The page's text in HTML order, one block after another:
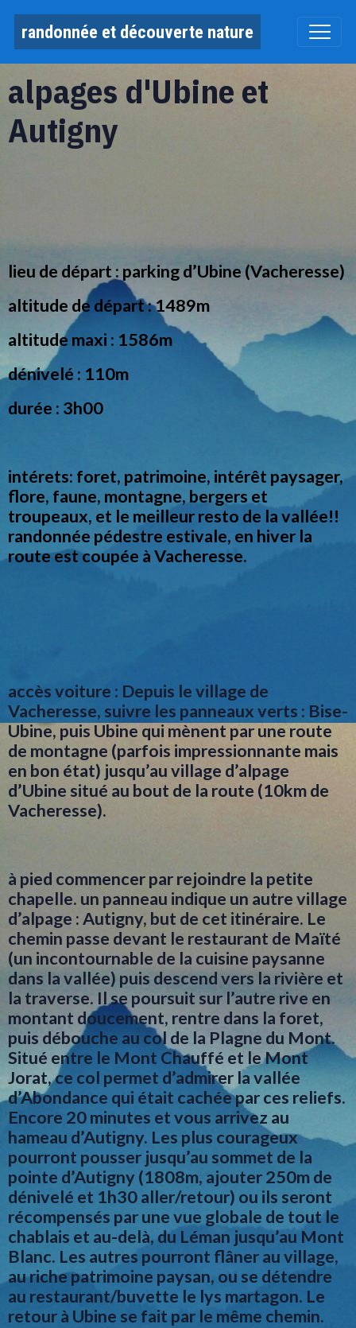
randonnée et découverte nature
alpages d'Ubine et
Autigny
lieu de départ : parking d’Ubine (Vacheresse)
altitude de départ : 1489m
altitude maxi : 1586m
dénivelé : 110m
durée : 3h00
intérets: foret, patrimoine, intérêt paysager,
flore, faune, montagne, bergers et
troupeaux, et le meilleur resto de la vallée!!
randonnée pédestre estivale, en hiver la
route est coupée à Vacheresse.
accès voiture : Depuis le village de
Vacheresse, suivre les panneaux verts : Bise-
Ubine, puis Ubine qui mènent par une route
de montagne (parfois impressionnante mais
en bon état) jusqu’au village d’alpage
d’Ubine situé au bout de la route (10km de
Vacheresse).
à pied commencer par rejoindre la petite
chapelle. un panneau indique un autre village
d’alpage : Autigny, but de cet itinéraire. Le
chemin passe devant le restaurant de Maïté
(un incontournable de la cuisine paysanne
dans la vallée) puis descend vers la rivière et
la traverse. Il se poursuit sur l’autre rive en
montant doucement, rentre dans la foret,
puis débouche au col de la Plagne du Mont.
Situé entre le Mont Chauffé et le Mont
Jorat, ce col permet d’admirer la vallée
d’Abondance qui était cachée par ces reliefs.
Encore 20 minutes et vous arrivez au
hameau d’Autigny. Les plus courageux
pourront pousser jusqu’au sommet de la
pointe d’Autigny (1808m, ajouter 250m de
dénivelé et 1h30 aller/retour) ou ils seront
récompensés par une vue globale de tout le
chablais et au-delà, du Léman jusqu’au Mont
Blanc. Les autres pourront flâner au village,
au riche patrimoine paysan, ou se détendre
au restaurant/buvette le lys martagon. Le
retour à Ubine se fait par le même chemin.